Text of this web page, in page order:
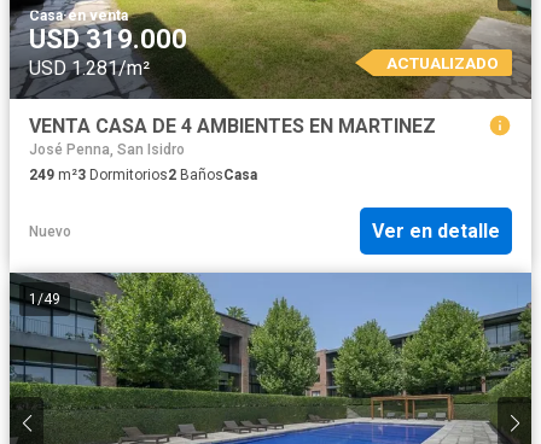
Casa·en venta
USD 319.000
USD 1.281/m² ACTUALIZADO
VENTA CASA DE 4 AMBIENTES EN MARTINEZ
José Penna, San Isidro
249 m²3 Dormitorios2 BañosCasa
Nuevo Ver en detalle
1 /49